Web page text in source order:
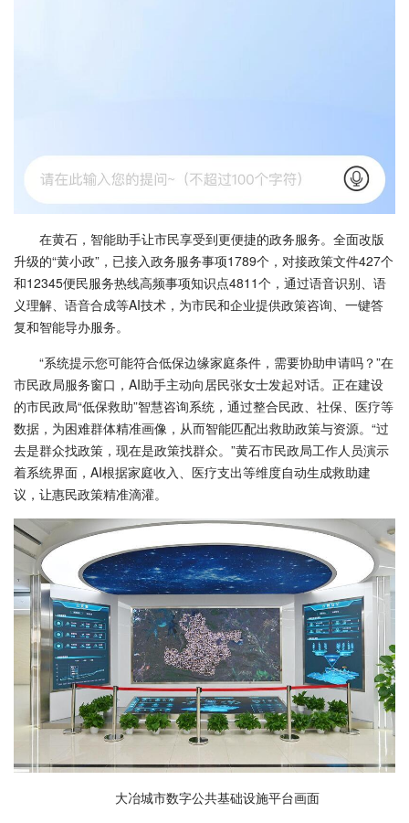
在黄石，智能助手让市民享受到更便捷的政务服务。全面改版
升级的“黄小政”，已接入政务服务事项1789个，对接政策文件427个
和12345便民服务热线高频事项知识点4811个，通过语音识别、语
义理解、语音合成等AI技术，为市民和企业提供政策咨询、一键答
复和智能导办服务。
“系统提示您可能符合低保边缘家庭条件，需要协助申请吗？”在
市民政局服务窗口，AI助手主动向居民张女士发起对话。正在建设
的市民政局“低保救助”智慧咨询系统，通过整合民政、社保、医疗等
数据，为困难群体精准画像，从而智能匹配出救助政策与资源。“过
去是群众找政策，现在是政策找群众。”黄石市民政局工作人员演示
着系统界面，AI根据家庭收入、医疗支出等维度自动生成救助建
议，让惠民政策精准滴灌。
大冶城市数字公共基础设施平台画面